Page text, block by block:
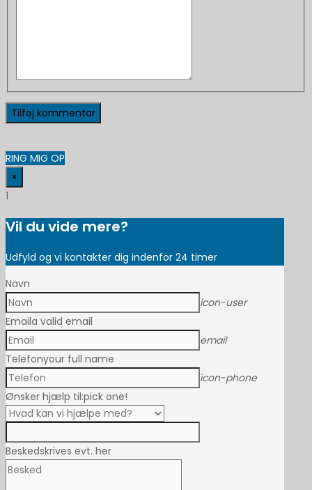
RING MIG OP
×
1
Vil du vide mere?
Udfyld og vi kontakter dig indenfor 24 timer
Navn
icon-user
Emaila valid email
email
Telefonyour full name
icon-phone
Ønsker hjælp til:pick one!
Beskedskrives evt. her